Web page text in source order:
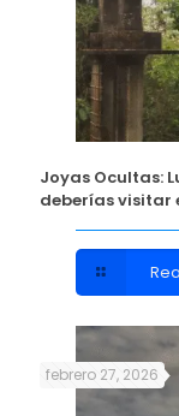
Joyas Ocultas:
deberías visitar
febrero 27, 2026